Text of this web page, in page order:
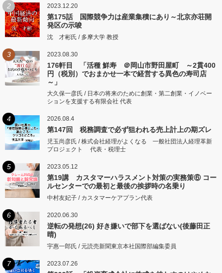
2 2023.12.20
第175話 国際競争力は産業集積にあり～北京亦荘開
発区の示唆
沈 才彬氏 / 多摩大学 教授
3 2023.08.30
176軒目 「活種 鮮寿 ＠岡山市野田屋町 ～2貫400
円（税別）でおまかせ一本で経営する異色の寿司店
～」
大久保一彦氏 / 日本の将来のために創業・第二創業・イノベー
ションを支援する有限会社 代表
4 2026.08.4
第147回 税務調査で必ず狙われる売上計上の期ズレ
児玉尚彦氏 / 株式会社経理がよくなる 一般社団法人経理革新
プロジェクト 代表・税理士
5 2023.05.12
第19講 カスタマーハラスメント対策の実務策⑥ コー
ルセンターでの最初と最後の挨拶時の名乗り
中村友妃子 / カスタマーケアプラン代表
6 2020.06.30
逆転の発想(26) 好き嫌いで部下を選ばない(後藤田正
晴)
宇惠一郎氏 / 元読売新聞東京本社国際部編集委員
7 2023.07.26